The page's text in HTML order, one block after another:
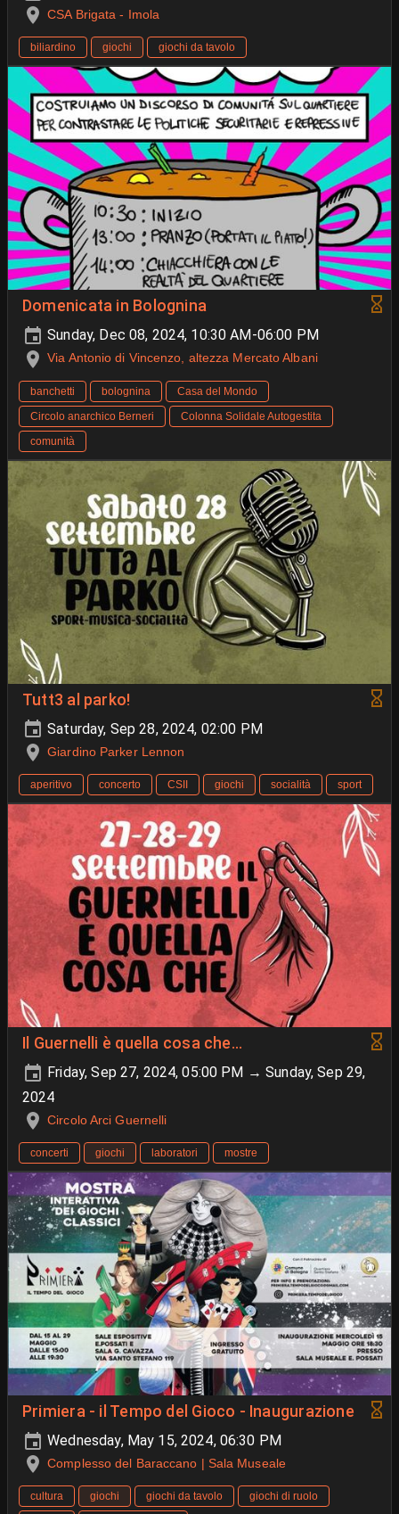
CSA Brigata - Imola
biliardino giochi giochi da tavolo
Domenicata in Bolognina
Sunday, Dec 08, 2024, 10:30 AM-06:00 PM
Via Antonio di Vincenzo, altezza Mercato Albani
banchetti bolognina
Casa del Mondo
Circolo anarchico Berneri
Colonna Solidale Autogestita
comunità
Tutt3 al parko!
Saturday, Sep 28, 2024, 02:00 PM
Giardino Parker Lennon
aperitivo concerto CSII giochi socialità sport
Il Guernelli è quella cosa che...
Friday, Sep 27, 2024, 05:00 PM → Sunday, Sep 29,
2024
Circolo Arci Guernelli
concerti giochi laboratori mostre
Primiera - il Tempo del Gioco - Inaugurazione
Wednesday, May 15, 2024, 06:30 PM
Complesso del Baraccano | Sala Museale
cultura giochi giochi da tavolo
giochi di ruolo